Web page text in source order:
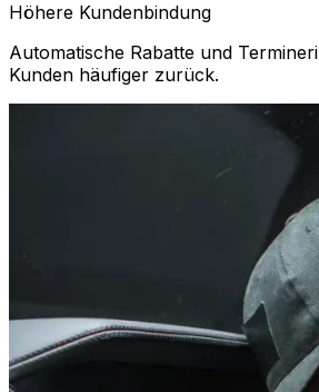
Höhere Kundenbindung
Automatische Rabatte und
Kunden häufiger zurück.